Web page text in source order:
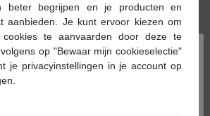
commandé avant 12h, livré ×
beter begrijpen en je producten en
aanbieden. Je kunt ervoor kiezen om
cookies te aanvaarden door deze te
op "Bewaar mijn cookieselectie"
je privacyinstellingen in je account op